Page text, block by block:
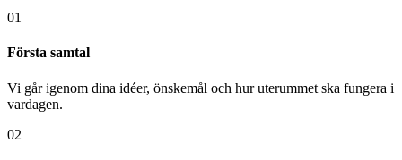
01
Första samtal
Vi går igenom dina idéer, önskemål och hur uterummet ska fungera i
vardagen.
02